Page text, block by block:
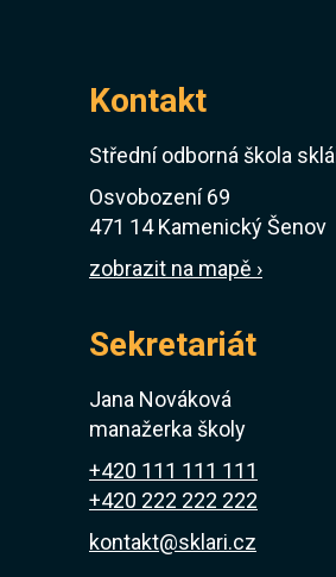
Kontakt
Střední odborná škola
Osvobození 69
471 14 Kamenický Šenov
zobrazit na mapě ›
Sekretariát
Jana Nováková
manažerka školy
+420 111 111 111
+420 222 222 222
kontakt@sklari.cz